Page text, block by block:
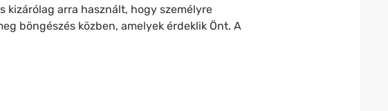
kizárólag arra használt, hogy személyre
böngészés közben, amelyek érdeklik Önt. A